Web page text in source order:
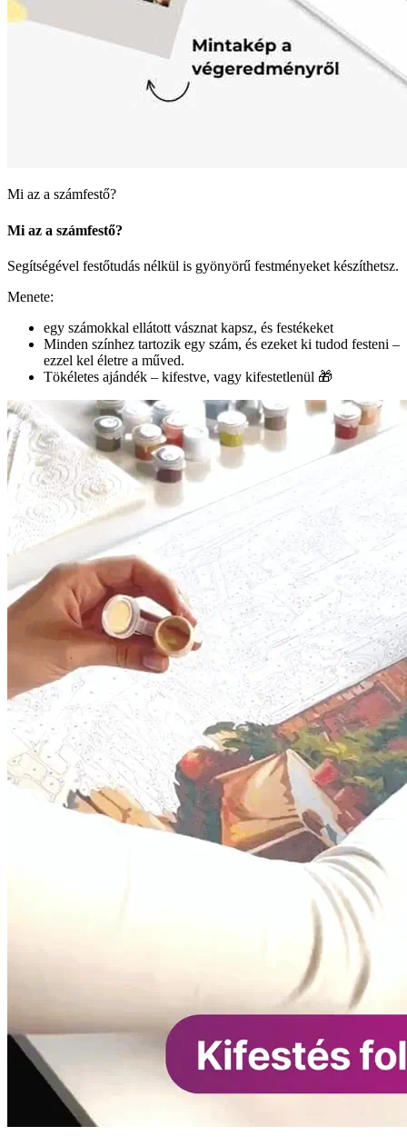
Mi az a számfestő?
Mi az a számfestő?
Segítségével festőtudás nélkül is gyönyörű festményeket készíthetsz.
Menete:
egy számokkal ellátott vásznat kapsz, és festékeket
Minden színhez tartozik egy szám, és ezeket ki tudod festeni –
ezzel kel életre a műved.
Tökéletes ajándék – kifestve, vagy kifestetlenül 🎁